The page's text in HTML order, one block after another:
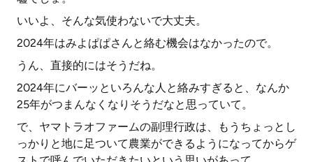
いいよ、そんな気使わないで大丈夫。
2024年はみよぱぱさんと絡む機会はなかったので。
うん、直接的にはそうだね。
2024年にバーッといろんな人と絡みすぎると、なんか
25年がつまんなくなりそうだなと思っていて。
で、ヤマトラオファームの副理行政は、もうちょっとし
っかりと地に足ついて農業ができるようになってからゲ